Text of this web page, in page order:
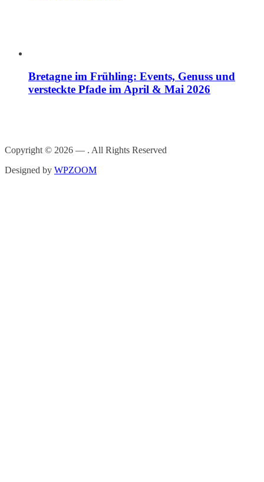
Bretagne im Frühling: Events, Genuss und
versteckte Pfade im April & Mai 2026
Copyright © 2026 — . All Rights Reserved
Designed by WPZOOM